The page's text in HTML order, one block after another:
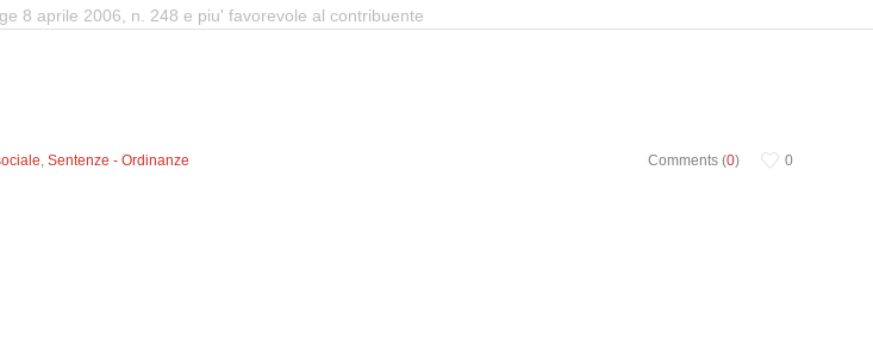
8 aprile 2006, n. 248 e piu' favorevole al contribuente
Comments (0) 0
,Sentenze - Ordinanze